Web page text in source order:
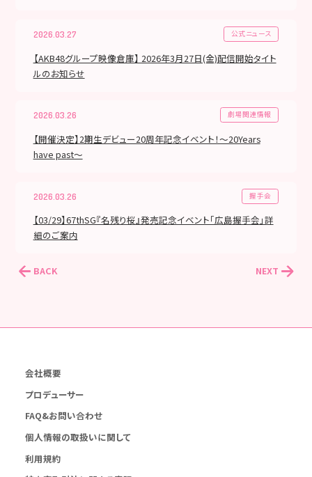
2026.03.27 公式ニュース
【AKB48グループ映像倉庫】 2026年3月27日(金)配信開始タイト
ルのお知らせ
2026.03.26 劇場関連情報
【開催決定】2期生デビュー20周年記念イベント！〜20Years
have past〜
2026.03.26 握手会
【03/29】67thSG『名残り桜』発売記念イベント「広島握手会」詳
細のご案内
BACK NEXT
会社概要
プロデューサー
FAQ&お問い合わせ
個人情報の取扱いに関して
利用規約